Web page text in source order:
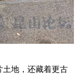
地，还藏着更古